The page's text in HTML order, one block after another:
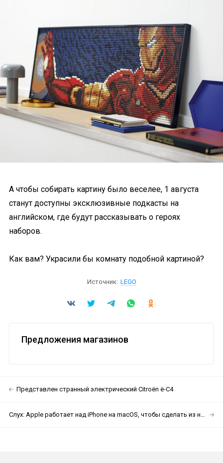
А чтобы собирать картину было веселее, 1 августа
станут доступны эксклюзивные подкасты на
английском, где будут рассказывать о героях
наборов.
Как вам? Украсили бы комнату подобной картиной?
Источник: LEGO
Предложения магазинов
Представлен странный электрический Citroën ё-C4
Слух: Apple работает над iPhone на macOS, чтобы сделать из него компьютер